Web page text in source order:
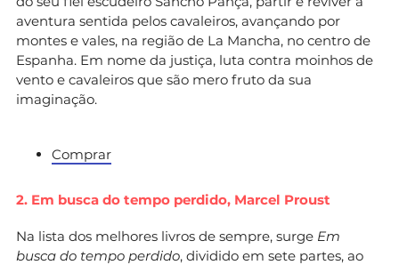
aventura sentida pelos cavaleiros, avançando por
montes e vales, na região de La Mancha, no centro de
Espanha. Em nome da justiça, luta contra moinhos de
vento e cavaleiros que são mero fruto da sua
imaginação.
Comprar
2. Em busca do tempo perdido, Marcel Proust
Na lista dos melhores livros de sempre, surge Em
busca do tempo perdido, dividido em sete partes, ao